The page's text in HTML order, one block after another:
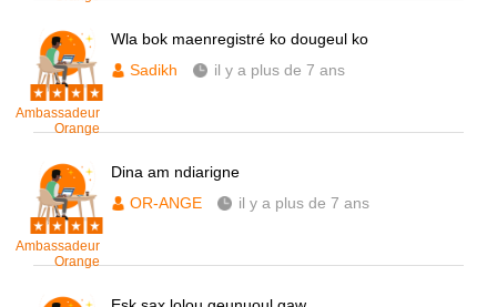
Ambassadeur
Orange
Wla bok maenregistré ko dougeul ko
Sadikh
il y a plus de 7 ans
Ambassadeur
Orange
Dina am ndiarigne
OR-ANGE
il y a plus de 7 ans